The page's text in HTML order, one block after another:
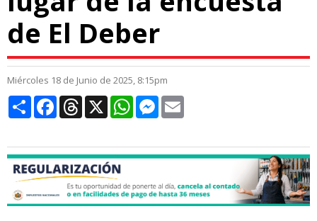
de El Deber
Miércoles 18 de Junio de 2025, 8:15pm
CompartirFacebookThreads
X WhatsAppMessenger